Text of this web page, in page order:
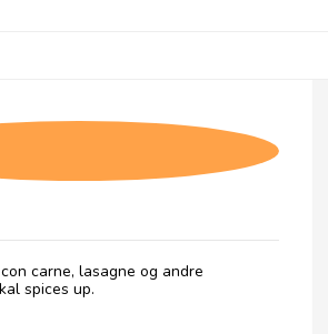
carne, lasagne og andre
spices up.